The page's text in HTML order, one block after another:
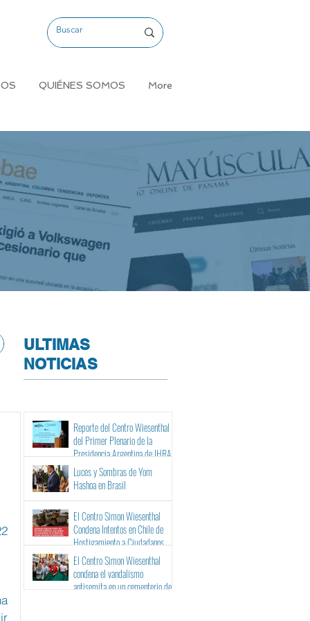
QUIÉNES SOMOS More
ULTIMAS
NOTICIAS
Reporte del Centro Wiesenthal
del Primer Plenario de la
Presidencia Argentina de IHRA
Luces y Sombras de Yom
Hashoa en Brasil
El Centro Simon Wiesenthal
Condena Intentos en Chile de
Hostigamiento a Ciudadanos
Israelíes y Binacionales ante sus
Tribunales
El Centro Simon Wiesenthal
condena el vandalismo
antisemita en un cementerio de